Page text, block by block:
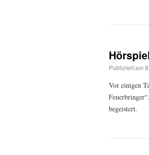
Publiziert am
Vor einigen
begeistert.